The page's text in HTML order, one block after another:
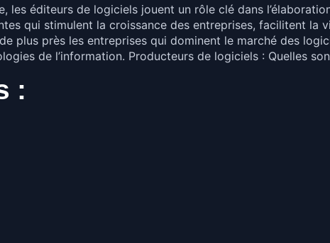
les éditeurs de logiciels jouent un rôle clé dans
qui stimulent la croissance des entreprises, facilitent la
plus près les entreprises qui dominent le marché des
de l’information. Producteurs de logiciels : Quelles
: